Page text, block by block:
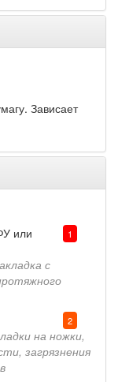
Зависает
или
1
с
2
на ножки,
загрязнения